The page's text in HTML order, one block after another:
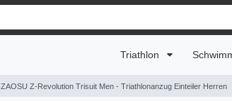
Triathlon
ZAOSU Z-Revolution Trisuit Men - Triathlonanzug Einteiler Herren